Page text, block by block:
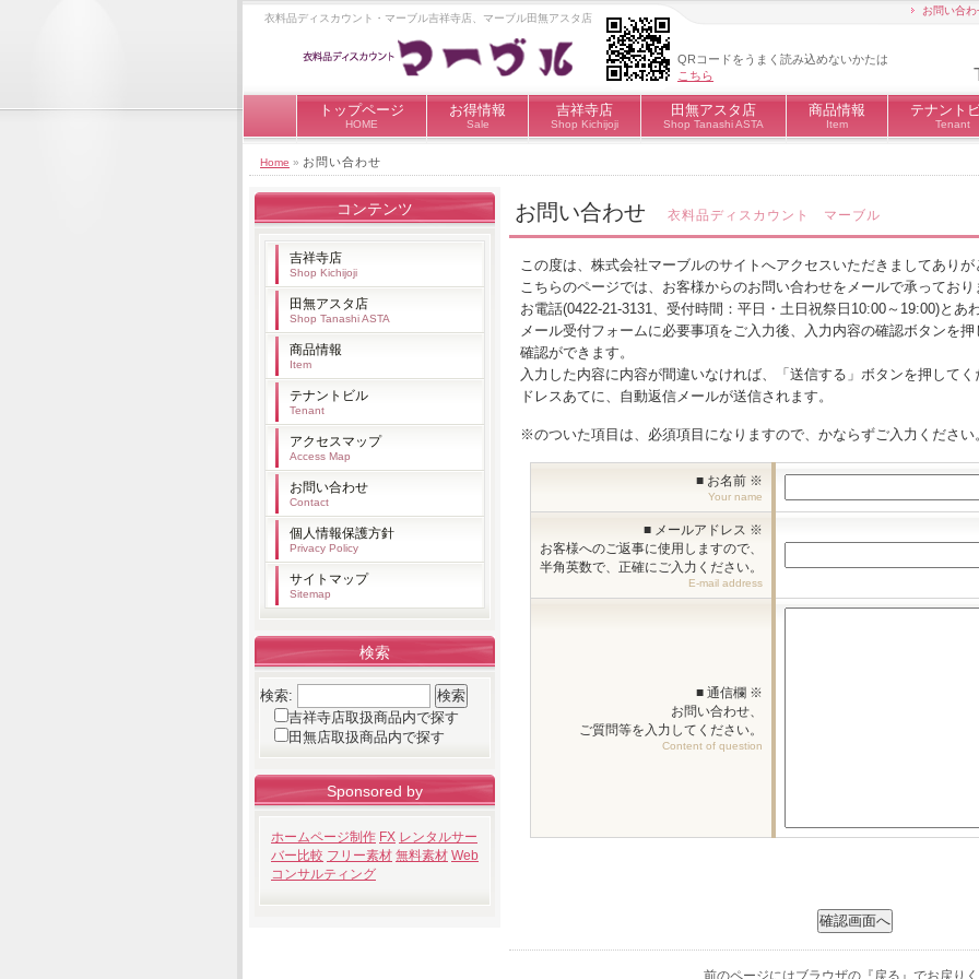
衣料品ディスカウント・マーブル吉祥寺店、マーブル田無アスタ店
QRコードをうまく読み込めないかたは
こちら
お問い合わ
トップページ
HOME
お得情報
Sale
吉祥寺店
Shop Kichijoji
田無アスタ店
Shop Tanashi ASTA
商品情報
Item
テナント
Tenant
Home » お問い合わせ
お問い合わせ 衣料品ディスカウント マーブル
この度は、株式会社マーブルのサイトへアクセスいただきましてあり
こちらのページでは、お客様からのお問い合わせをメールで承っており
お電話(0422-21-3131、受付時間：平日・土日祝祭日10:00～19:00)とあ
メール受付フォームに必要事項をご入力後、入力内容の確認ボタンを
確認ができます。
入力した内容に内容が間違いなければ、「送信する」ボタンを押して
ドレスあてに、自動返信メールが送信されます。
※のついた項目は、必須項目になりますので、かならずご入力ください
■ お名前 ※
Your name
■ メールアドレス ※
お客様へのご返事に使用しますので、
半角英数で、正確にご入力ください。
E-mail address
■ 通信欄 ※
お問い合わせ、
ご質問等を入力してください。
Content of question
前のページにはブラウザの『戻る』でお戻り
コンテンツ
吉祥寺店
Shop Kichijoji
田無アスタ店
Shop Tanashi ASTA
商品情報
Item
テナントビル
Tenant
アクセスマップ
Access Map
お問い合わせ
Contact
個人情報保護方針
Privacy Policy
サイトマップ
Sitemap
検索
検索:
吉祥寺店取扱商品内で探す
田無店取扱商品内で探す
Sponsored by
ホームページ制作 FX レンタルサー
バー比較 フリー素材 無料素材 Web
コンサルティング